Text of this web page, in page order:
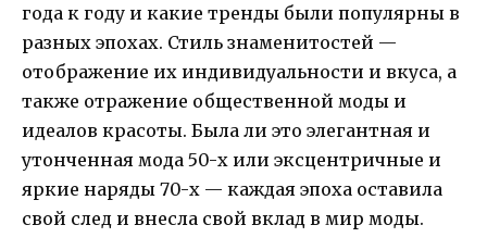
года к году и какие тренды были популярны в
разных эпохах. Стиль знаменитостей —
отображение их индивидуальности и вкуса, а
также отражение общественной моды и
идеалов красоты. Была ли это элегантная и
утонченная мода 50-х или эксцентричные и
яркие наряды 70-х — каждая эпоха оставила
свой след и внесла свой вклад в мир моды.